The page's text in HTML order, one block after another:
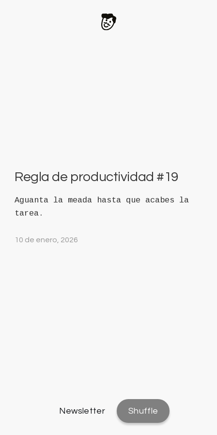
Regla de productividad #19
Aguanta la meada hasta que acabes la
tarea.
10 de enero, 2026
Newsletter Shuffle